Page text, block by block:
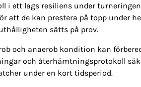
i ett lags resiliens under
att de kan prestera på topp under
sätts på prov.
och anaerob kondition kan
och återhämtningsprotokoll
under en kort tidsperiod.